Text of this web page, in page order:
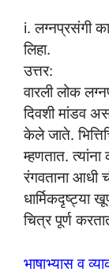
i. लग्नप्रसंगी
लिहा.
उत्तर:
वारली लोक
दिवशी मांडव
केले जाते.
म्हणतात.
रंगवताना आधी
धार्मिकदृष्ट्या
चित्र पूर्ण
भाषाभ्यास व